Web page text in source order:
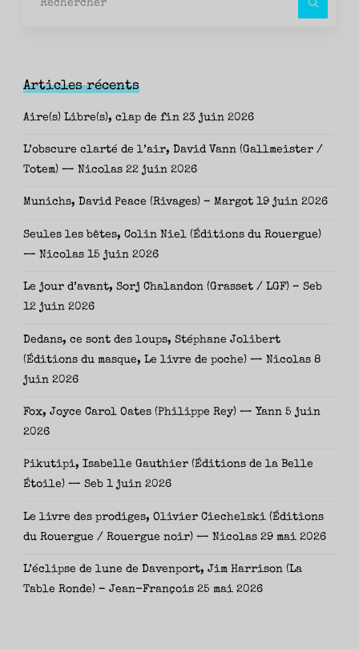
Articles récents
Aire(s) Libre(s), clap de fin 23 juin 2026
L’obscure clarté de l’air, David Vann (Gallmeister /
Totem) — Nicolas 22 juin 2026
Munichs, David Peace (Rivages) – Margot 19 juin 2026
Seules les bêtes, Colin Niel (Éditions du Rouergue)
— Nicolas 15 juin 2026
Le jour d’avant, Sorj Chalandon (Grasset / LGF) – Seb
12 juin 2026
Dedans, ce sont des loups, Stéphane Jolibert
(Éditions du masque, Le livre de poche) — Nicolas 8
juin 2026
Fox, Joyce Carol Oates (Philippe Rey) — Yann 5 juin
2026
Pikutipi, Isabelle Gauthier (Éditions de la Belle
Étoile) — Seb 1 juin 2026
Le livre des prodiges, Olivier Ciechelski (Éditions
du Rouergue / Rouergue noir) — Nicolas 29 mai 2026
L’éclipse de lune de Davenport, Jim Harrison (La
Table Ronde) – Jean-François 25 mai 2026